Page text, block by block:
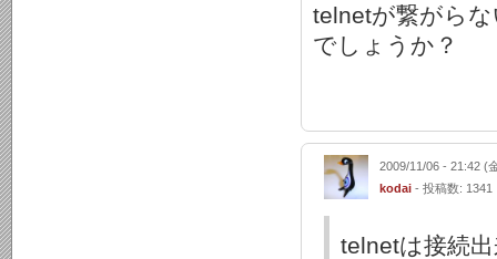
telnetが繋がら
でしょうか？
2009/11/06 - 21:42 (
kodai - 投稿数: 1341
telnetは接続